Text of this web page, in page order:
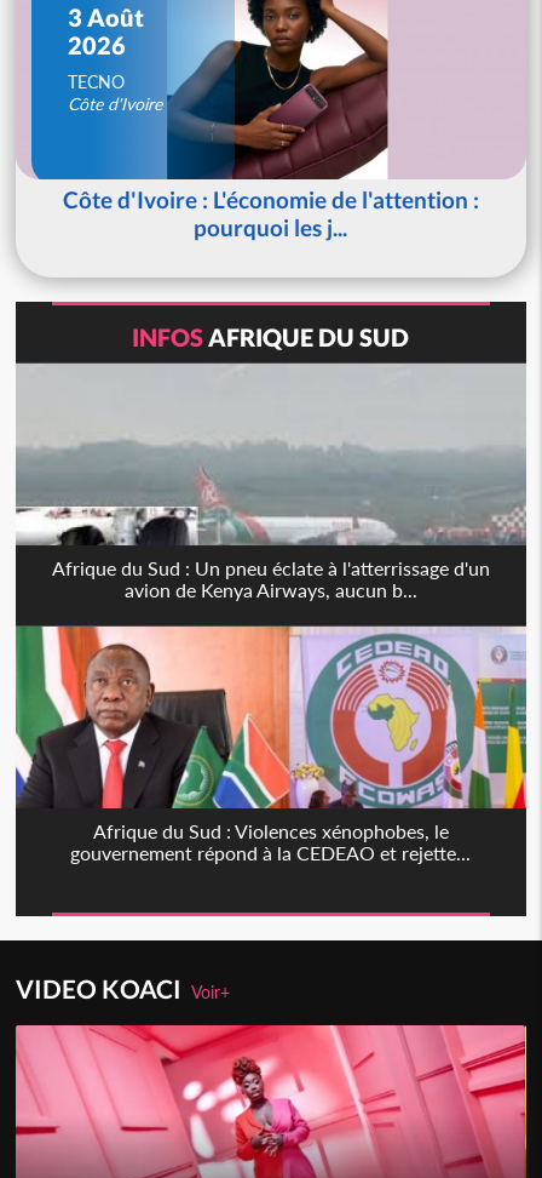
3 Août
2026
TECNO
Côte d'Ivoire
Côte d'Ivoire : L'économie de l'attention :
pourquoi les j...
INFOSAFRIQUE DU SUD
Afrique du Sud : Un pneu éclate à l'atterrissage d'un
avion de Kenya Airways, aucun b...
Afrique du Sud : Violences xénophobes, le
gouvernement répond à la CEDEAO et rejette...
VIDEO KOACIVoir+